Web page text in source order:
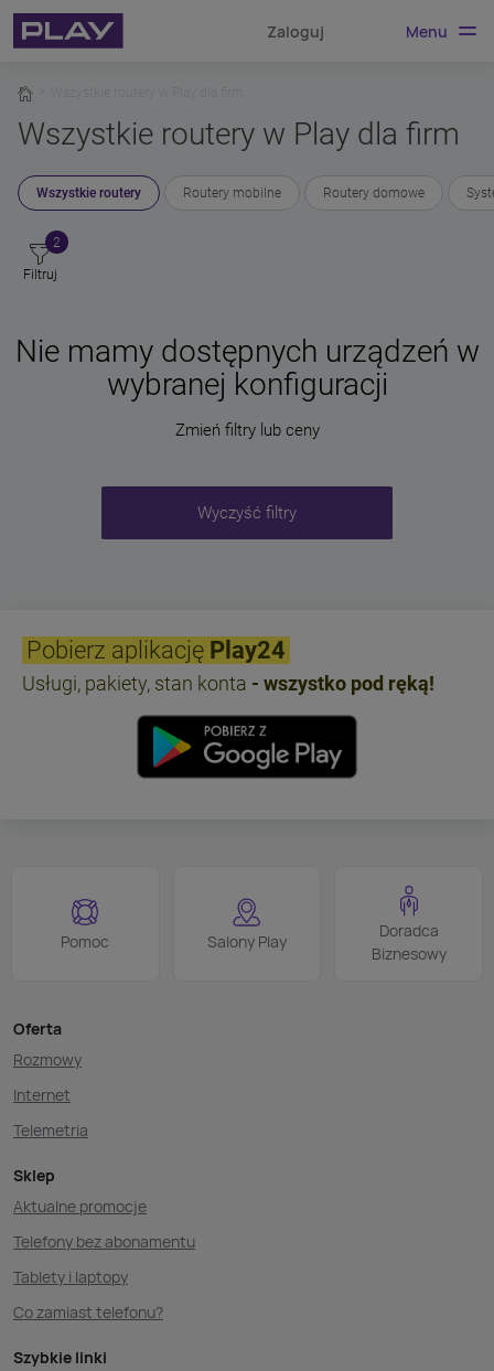
Zaloguj Menu
Wszystkie routery w Play dla firm
Wszystkie routery Routery mobilne Routery domowe
Filtruj
2
Nie mamy dostępnych urządzeń w
wybranej konfiguracji
Zmień filtry lub ceny
Wyczyść filtry
Pobierz aplikację Play24
Usługi, pakiety, stan konta - wszystko pod ręką!
Pomoc Salony Play
Doradca
Biznesowy
Oferta
Rozmowy
Internet
Telemetria
Sklep
Aktualne promocje
Telefony bez abonamentu
Tablety i laptopy
Co zamiast telefonu?
Szybkie linki